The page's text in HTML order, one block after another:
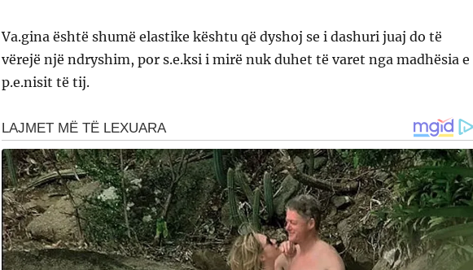
Va.gina është shumë elastike kështu që dyshoj se i dashuri juaj do të
vërejë një ndryshim, por s.e.ksi i mirë nuk duhet të varet nga madhësia e
p.e.nisit të tij.